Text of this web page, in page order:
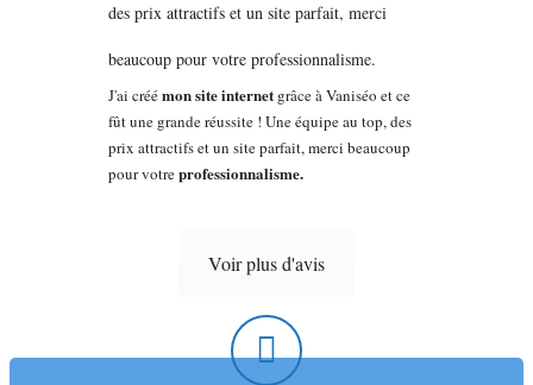
J'ai créémon site internet grâce à Vaniséo et ce
fût une grande réussite ! Une équipe au top, des
prix attractifs et un site parfait, merci beaucoup
pour votreprofessionnalisme.
Voir plus d'avis